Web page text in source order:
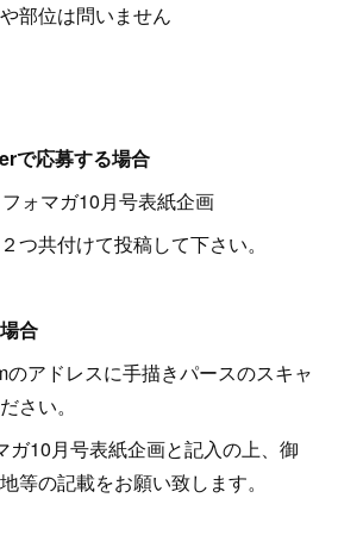
部位は問いません
で応募する場合
ォマガ10月号表紙企画
つ共付けて投稿して下さい。
合
アドレスに手描きパースのスキャ
さい。
ガ10月号表紙企画と記入の上、御
等の記載をお願い致します。